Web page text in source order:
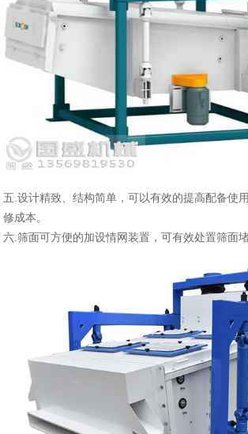
五.设计精致、结构简单，可以有效的提高配备使
修成本。
六.筛面可方便的加设情网装置，可有效处置筛面堵